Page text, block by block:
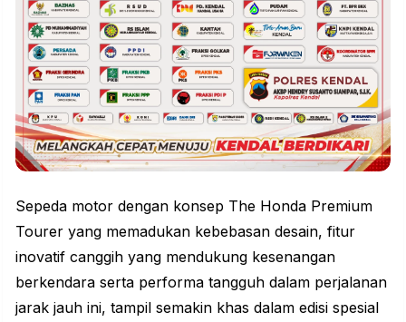
Sepeda motor dengan konsep The Honda Premium
Tourer yang memadukan kebebasan desain, fitur
inovatif canggih yang mendukung kesenangan
berkendara serta performa tangguh dalam perjalanan
jarak jauh ini, tampil semakin khas dalam edisi spesial